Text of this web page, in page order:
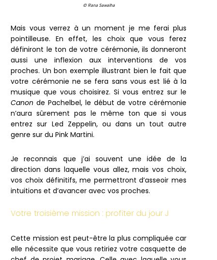
© Rana Sawalha
Mais vous verrez à un moment je me ferai plus
pointilleuse. En effet, les choix que vous ferez
définiront le ton de votre cérémonie, ils donneront
aussi une inflexion aux interventions de vos
proches. Un bon exemple illustrant bien le fait que
votre cérémonie ne se fera sans vous est lié à la
musique que vous choisirez. Si vous entrez sur le
Canon de Pachelbel, le début de votre cérémonie
n’aura sûrement pas le même ton que si vous
entrez sur Led Zeppelin, ou dans un tout autre
genre sur du Pink Martini.
Je reconnais que j’ai souvent une idée de la
direction dans laquelle vous allez, mais vos choix,
vos choix définitifs, me permettront d’asseoir mes
intuitions et d’avancer avec vos proches.
Votre troisième mission : profiter du jour J
Cette mission est peut-être la plus compliquée car
elle nécessite que vous retiriez votre casquette de